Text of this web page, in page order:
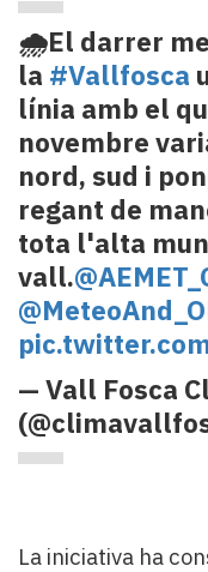
🌧️El darrer
la #Vallfosca
línia amb el
novembre
nord, sud i
regant de
tota l'alta
vall.
— Vall Fosca
La iniciativa ha